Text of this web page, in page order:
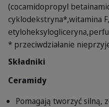
(cocamidopropyl
cyklodekstryna*,witamina F,
* przeciwdziałanie
Składniki
Ceramidy
Pomagają tworzyć silną,